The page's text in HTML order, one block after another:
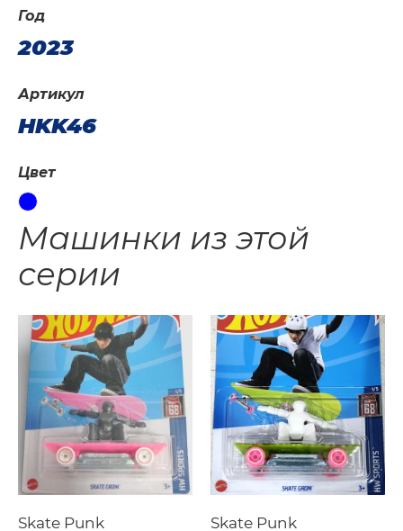
Год
2023
Артикул
HKK46
Цвет
Машинки из этой
серии
Skate Punk Skate Punk